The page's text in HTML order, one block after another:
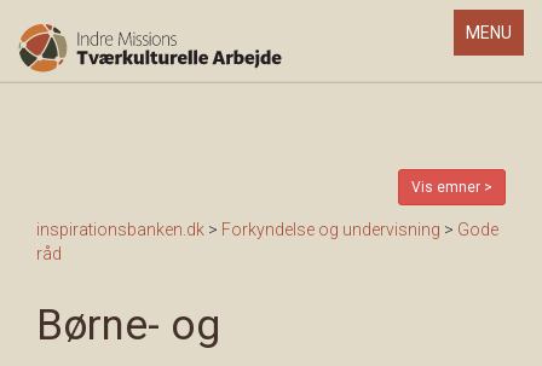
Toggle
MENU
Vis emner >
inspirationsbanken.dk > Forkyndelse og undervisning > Gode
råd
Børne- og